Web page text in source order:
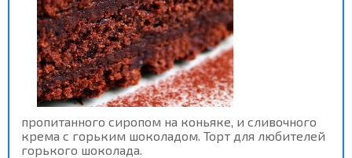
пропитанного сиропом на коньяке, и сливочного
крема с горьким шоколадом. Торт для любителей
горького шоколада.